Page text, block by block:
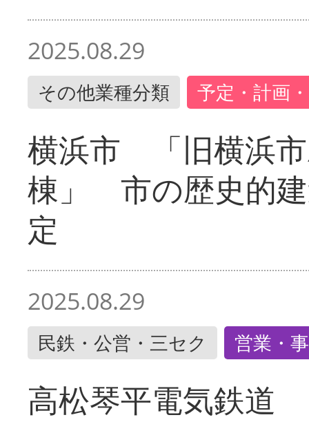
2025.08.29
その他業種分類 予定・計画
横浜市 「旧横浜
棟」 市の歴史的
定
2025.08.29
民鉄・公営・三セク 営業・
高松琴平電気鉄道